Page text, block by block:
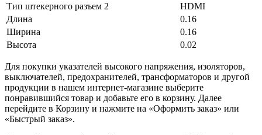
Тип штекерного разъем 2
HDMI
Длина
0.16
Ширина
0.16
Высота
0.02
Для покупки указателей высокого напряжения, изоляторов,
выключателей, предохранителей, трансформаторов и другой
продукции в нашем интернет-магазине выберите
понравившийся товар и добавьте его в корзину. Далее
перейдите в Корзину и нажмите на «Оформить заказ» или
«Быстрый заказ».